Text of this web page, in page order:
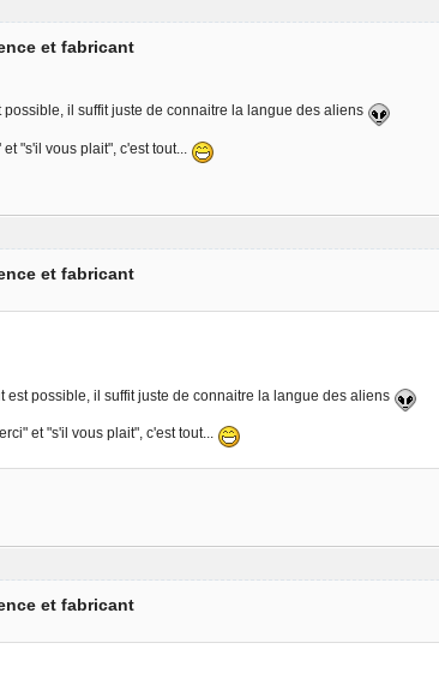
et fabricant
possible, il suffit juste de connaitre la langue des aliens
"s'il vous plait", c'est tout...
et fabricant
est possible, il suffit juste de connaitre la langue des aliens
et "s'il vous plait", c'est tout...
et fabricant